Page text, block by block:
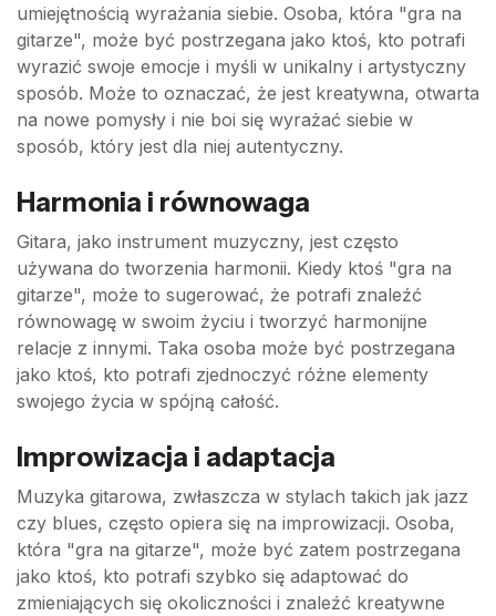
umiejętnością wyrażania siebie. Osoba, która "gra na
gitarze", może być postrzegana jako ktoś, kto potrafi
wyrazić swoje emocje i myśli w unikalny i artystyczny
sposób. Może to oznaczać, że jest kreatywna, otwarta
na nowe pomysły i nie boi się wyrażać siebie w
sposób, który jest dla niej autentyczny.
Harmonia i równowaga
Gitara, jako instrument muzyczny, jest często
używana do tworzenia harmonii. Kiedy ktoś "gra na
gitarze", może to sugerować, że potrafi znaleźć
równowagę w swoim życiu i tworzyć harmonijne
relacje z innymi. Taka osoba może być postrzegana
jako ktoś, kto potrafi zjednoczyć różne elementy
swojego życia w spójną całość.
Improwizacja i adaptacja
Muzyka gitarowa, zwłaszcza w stylach takich jak jazz
czy blues, często opiera się na improwizacji. Osoba,
która "gra na gitarze", może być zatem postrzegana
jako ktoś, kto potrafi szybko się adaptować do
zmieniających się okoliczności i znaleźć kreatywne